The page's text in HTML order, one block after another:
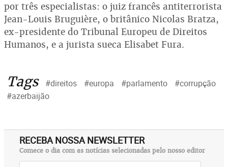
por três especialistas: o juiz francês antiterrorista
Jean-Louis Bruguière, o britânico Nicolas Bratza,
ex-presidente do Tribunal Europeu de Direitos
Humanos, e a jurista sueca Elisabet Fura.
Tags #direitos #europa #parlamento
#corrupção
#azerbaijão
RECEBA NOSSA NEWSLETTER
Comece o dia com as notícias selecionadas pelo nosso editor